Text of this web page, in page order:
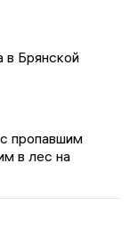
в Брянской
пропавшим
в лес на